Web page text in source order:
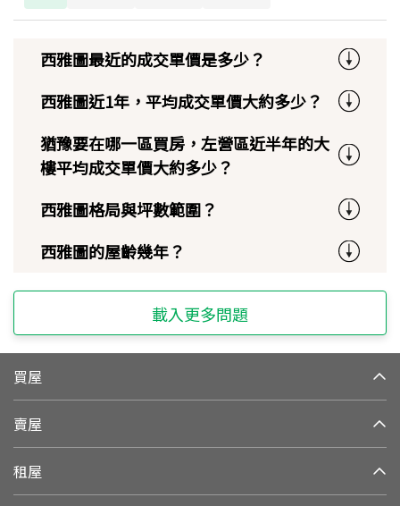
西雅圖最近的成交單價是多少？
西雅圖近1年，平均成交單價大約多少？
猶豫要在哪一區買房，左營區近半年的大
樓平均成交單價大約多少？
西雅圖格局與坪數範圍？
西雅圖的屋齡幾年？
載入更多問題
買屋
賣屋
租屋